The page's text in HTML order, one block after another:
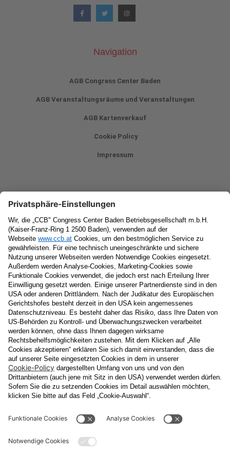
Navigation
AGB Congress Center Baden
AGB Veranstaltungsräume und Veranstaltungen
AGB Kartenverkauf
Cookie Policy
Impressum
Newsletter
Vorname
Nachname
E-Mail
Datenschutzerklärung
Ja , ich erlaube, dass meine personenbezogenen Daten, nämlich
Name undE-Mail-Adressefür personalisierte Zusendungen per E-
Mail, die Informationen über Events und das
Veranstaltungsprogramm vom Congress Center Baden
enthalten, von der "CCB" Congress Center Baden
Betriebsgesellschaft m.b.H. verarbeitet werden.
Die Verarbeitung meiner Daten erfolgt entsprechend der
Datenschutzerklärung der Casinos Austria Aktiengesellschaft und
unterwww.casinos.at/datenschutzabrufen und einsehen kann. Die
Einwilligung kann ich jederzeit postalisch an "CCB" Congress
2500 Baden, per E-Mail an
datenschutz@cal.at
oder in jeder elektronischen Zusendung